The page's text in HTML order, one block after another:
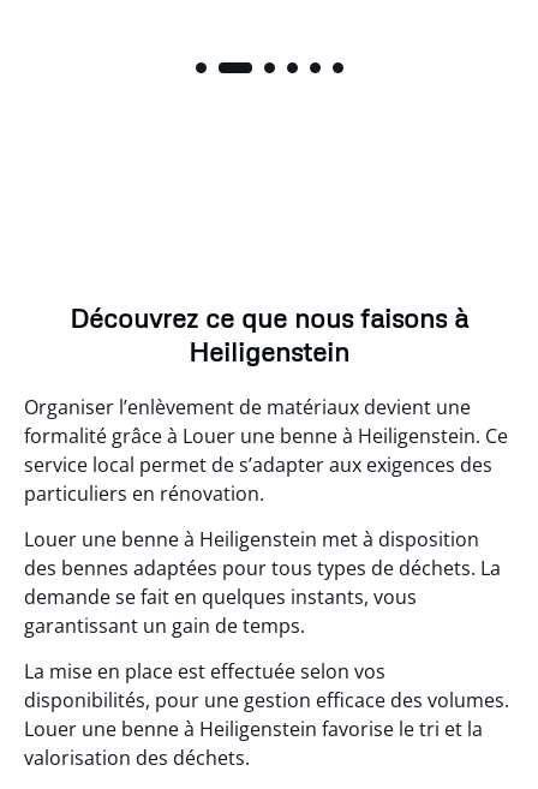
Découvrez ce que nous faisons à
Heiligenstein
Organiser l’enlèvement de matériaux devient une
formalité grâce à Louer une benne à Heiligenstein. Ce
service local permet de s’adapter aux exigences des
particuliers en rénovation.
Louer une benne à Heiligenstein met à disposition
des bennes adaptées pour tous types de déchets. La
demande se fait en quelques instants, vous
garantissant un gain de temps.
La mise en place est effectuée selon vos
disponibilités, pour une gestion efficace des volumes.
Louer une benne à Heiligenstein favorise le tri et la
valorisation des déchets.